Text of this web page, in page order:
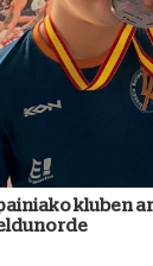
kluben